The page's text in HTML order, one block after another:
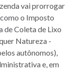
vai prorrogar
o Imposto
de Coleta de Lixo
Natureza -
autônomos),
e, em